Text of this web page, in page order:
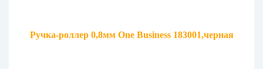
Ручка-роллер 0,8мм One Business 183001,черная